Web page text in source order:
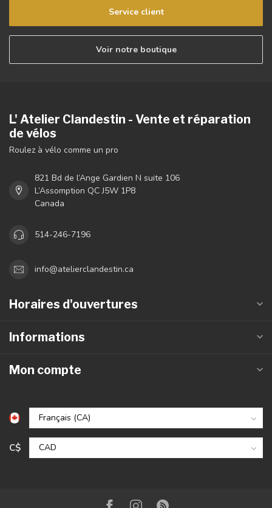
Service client
Voir notre boutique
L' Atelier Clandestin - Vente et réparation
de vélos
Roulez à vélo comme un pro
821 Bd de l’Ange Gardien N suite 106
L’Assomption QC J5W 1P8
Canada
514-246-7196
info@atelierclandestin.ca
Horaires d'ouvertures
Informations
Mon compte
C$